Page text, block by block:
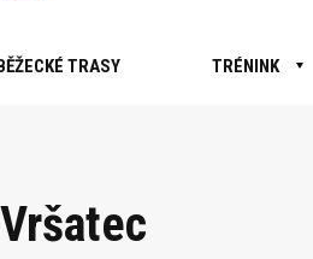
TRASY TRÉNINK